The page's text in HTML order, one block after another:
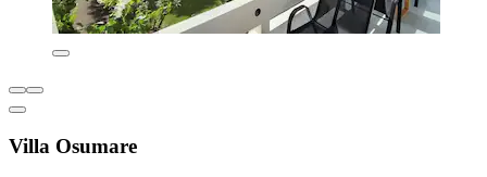
Villa Osumare